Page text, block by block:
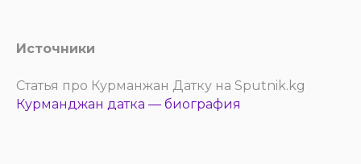
Источники
Статья про Курманжан Датку на Sputnik.kg
Курманджан датка — биография